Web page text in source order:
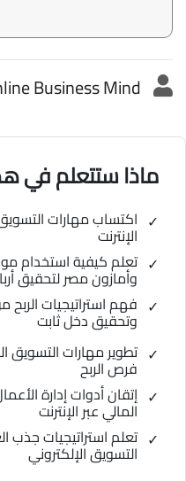
Business Mind
ماذا ستتعلم في
اكتساب مهارات
الإنترنت
تعلم كيفية استخدام
وأمازون مصر لتحقيق
فهم استراتيجيات
وتحقيق دخل ثابت
تطوير مهارات التسويق
فرص الربح
إتقان أدوات إدارة
المالي عبر الإنترنت
تعلم استراتيجيات جذب
التسويق الإلكتروني